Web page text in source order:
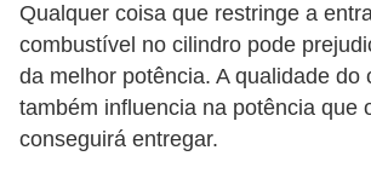
Qualquer coisa que restringe a
combustível no cilindro pode
da melhor potência. A qualidade do
também influencia na potência que
conseguirá entregar.
a
u
t